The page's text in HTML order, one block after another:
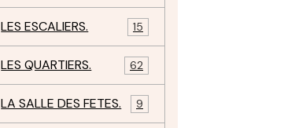
LES ESCALIERS. 15
LES QUARTIERS. 62
LA SALLE DES FETES. 9